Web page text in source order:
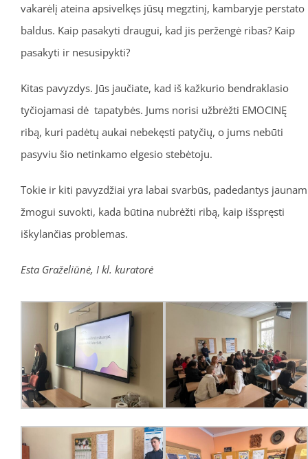
vakarėlį ateina apsivelkęs jūsų megztinį, kambaryje perstato
baldus. Kaip pasakyti draugui, kad jis peržengė ribas? Kaip
pasakyti ir nesusipykti?
Kitas pavyzdys. Jūs jaučiate, kad iš kažkurio bendraklasio
tyčiojamasi dė tapatybės. Jums norisi užbrėžti EMOCINĘ
ribą, kuri padėtų aukai nebekęsti patyčių, o jums nebūti
pasyviu šio netinkamo elgesio stebėtoju.
Tokie ir kiti pavyzdžiai yra labai svarbūs, padedantys jaunam
žmogui suvokti, kada būtina nubrėžti ribą, kaip išspręsti
iškylančias problemas.
Esta Graželiūnė, I kl. kuratorė